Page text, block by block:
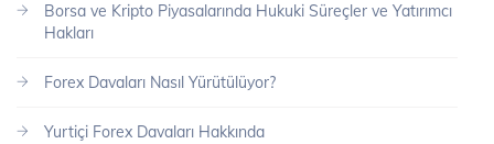
Borsa ve Kripto Piyasalarında Hukuki Süreçler ve Yatırımcı
Hakları
Forex Davaları Nasıl Yürütülüyor?
Yurtiçi Forex Davaları Hakkında